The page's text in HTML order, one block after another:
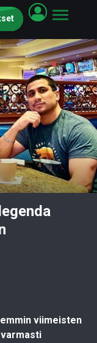
viimeisten